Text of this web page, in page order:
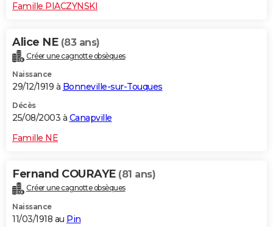
Famille PIACZYNSKI
Alice NE (83 ans)
Créer une cagnotte obsèques
Naissance
29/12/1919 à Bonneville-sur-Touques
Décès
25/08/2003 à Canapville
Famille NE
Fernand COURAYE (81 ans)
Créer une cagnotte obsèques
Naissance
11/03/1918 au Pin